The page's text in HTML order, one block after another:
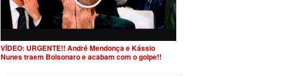
VÍDEO: URGENTE!! André Mendonça e Kássio
Nunes traem Bolsonaro e acabam com o golpe!!